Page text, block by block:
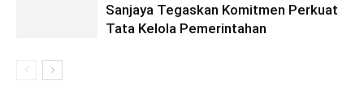
Sanjaya Tegaskan Komitmen Perkuat
Tata Kelola Pemerintahan